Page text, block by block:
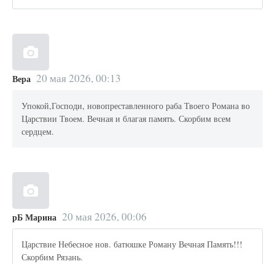
Вера 20 мая 2026, 00:13
Упокой,Господи, новопреставленного раба Твоего Романа во
Царствии Твоем. Вечная и благая память. Скорбим всем
сердцем.
рБ Марина 20 мая 2026, 00:06
Царствие Небесное нов. батюшке Роману Вечная Память!!!
Скорбим Рязань.